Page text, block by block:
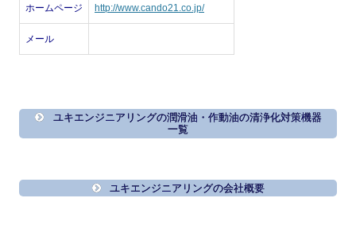
ホームページ http://www.cando21.co.jp/
メール
ユキエンジニアリングの潤滑油・作動油の清浄化対策機器
一覧
ユキエンジニアリングの会社概要